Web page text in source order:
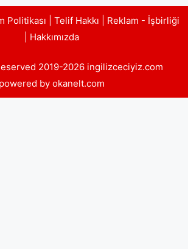
Politikası Telif Hakkı
Reklam - İşbirliği
Hakkımızda
2019-2026 ingilizceciyiz.com
powered by okanelt.com